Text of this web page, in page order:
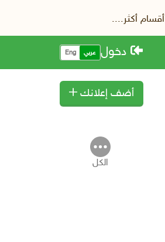
أقسام أكثر....
دخول عربي Eng
أضف إعلانك
الكل